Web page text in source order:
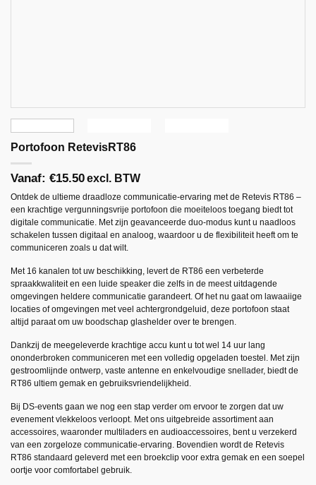
Portofoon RetevisRT86
Vanaf: €15.50excl. BTW
Ontdek de ultieme draadloze communicatie-ervaring met de Retevis RT86 –
een krachtige vergunningsvrije portofoon die moeiteloos toegang biedt tot
digitale communicatie. Met zijn geavanceerde duo-modus kunt u naadloos
schakelen tussen digitaal en analoog, waardoor u de flexibiliteit heeft om te
communiceren zoals u dat wilt.
Met 16 kanalen tot uw beschikking, levert de RT86 een verbeterde
spraakkwaliteit en een luide speaker die zelfs in de meest uitdagende
omgevingen heldere communicatie garandeert. Of het nu gaat om lawaaiige
locaties of omgevingen met veel achtergrondgeluid, deze portofoon staat
altijd paraat om uw boodschap glashelder over te brengen.
Dankzij de meegeleverde krachtige accu kunt u tot wel 14 uur lang
ononderbroken communiceren met een volledig opgeladen toestel. Met zijn
gestroomlijnde ontwerp, vaste antenne en enkelvoudige snellader, biedt de
RT86 ultiem gemak en gebruiksvriendelijkheid.
Bij DS-events gaan we nog een stap verder om ervoor te zorgen dat uw
evenement vlekkeloos verloopt. Met ons uitgebreide assortiment aan
accessoires, waaronder multiladers en audioaccessoires, bent u verzekerd
van een zorgeloze communicatie-ervaring. Bovendien wordt de Retevis
RT86 standaard geleverd met een broekclip voor extra gemak en een soepel
oortje voor comfortabel gebruik.